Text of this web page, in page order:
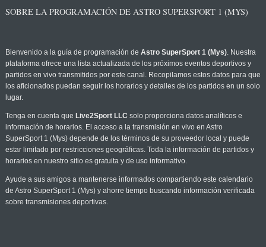
SOBRE LA PROGRAMACIÓN DE ASTRO SUPERSPORT 1 (MYS)
Bienvenido a la guía de programación de Astro SuperSport 1 (Mys). Nuestra
plataforma ofrece una lista actualizada de los próximos eventos deportivos y
partidos en vivo transmitidos por este canal. Recopilamos estos datos para que
los aficionados puedan seguir los horarios y detalles de los partidos en un solo
lugar.
Tenga en cuenta que Live2Sport LLC solo proporciona datos analíticos e
información de horarios. El acceso a la transmisión en vivo en Astro
SuperSport 1 (Mys) depende de los términos de su proveedor local y puede
estar limitado por restricciones geográficas. Toda la información de partidos y
horarios en nuestro sitio es gratuita y de uso informativo.
Ayude a sus amigos a mantenerse informados compartiendo este calendario
de Astro SuperSport 1 (Mys) y ahorre tiempo buscando información verificada
sobre transmisiones deportivas.